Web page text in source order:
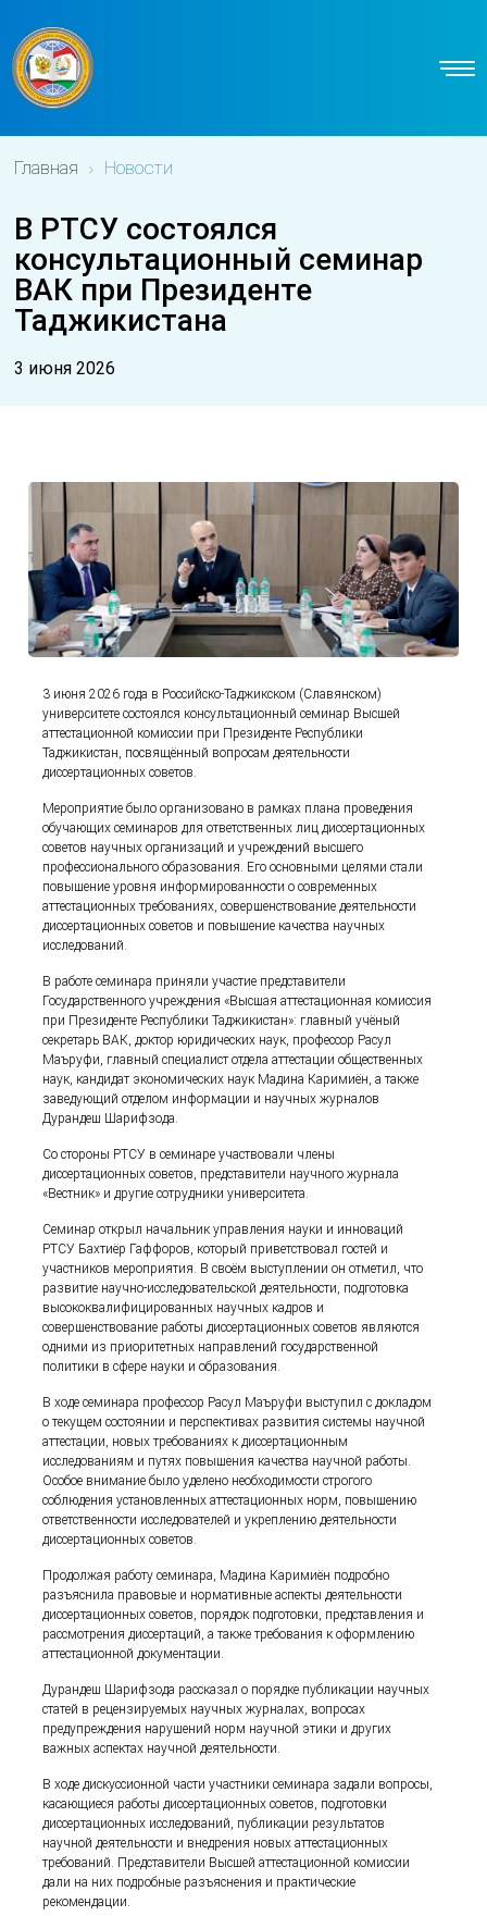
Главная Новости
В РТСУ состоялся
консультационный семинар
ВАК при Президенте
Таджикистана
3 июня 2026
3 июня 2026 года в Российско-Таджикском (Славянском)
университете состоялся консультационный семинар Высшей
аттестационной комиссии при Президенте Республики
Таджикистан, посвящённый вопросам деятельности
диссертационных советов.
Мероприятие было организовано в рамках плана проведения
обучающих семинаров для ответственных лиц диссертационных
советов научных организаций и учреждений высшего
профессионального образования. Его основными целями стали
повышение уровня информированности о современных
аттестационных требованиях, совершенствование деятельности
диссертационных советов и повышение качества научных
исследований.
В работе семинара приняли участие представители
Государственного учреждения «Высшая аттестационная комиссия
при Президенте Республики Таджикистан»: главный учёный
секретарь ВАК, доктор юридических наук, профессор Расул
Маъруфи, главный специалист отдела аттестации общественных
наук, кандидат экономических наук Мадина Каримиён, а также
заведующий отделом информации и научных журналов
Дурандеш Шарифзода.
Со стороны РТСУ в семинаре участвовали члены
диссертационных советов, представители научного журнала
«Вестник» и другие сотрудники университета.
Семинар открыл начальник управления науки и инноваций
РТСУ Бахтиёр Гаффоров, который приветствовал гостей и
участников мероприятия. В своём выступлении он отметил, что
развитие научно-исследовательской деятельности, подготовка
высококвалифицированных научных кадров и
совершенствование работы диссертационных советов являются
одними из приоритетных направлений государственной
политики в сфере науки и образования.
В ходе семинара профессор Расул Маъруфи выступил с докладом
о текущем состоянии и перспективах развития системы научной
аттестации, новых требованиях к диссертационным
исследованиям и путях повышения качества научной работы.
Особое внимание было уделено необходимости строгого
соблюдения установленных аттестационных норм, повышению
ответственности исследователей и укреплению деятельности
диссертационных советов.
Продолжая работу семинара, Мадина Каримиён подробно
разъяснила правовые и нормативные аспекты деятельности
диссертационных советов, порядок подготовки, представления и
рассмотрения диссертаций, а также требования к оформлению
аттестационной документации.
Дурандеш Шарифзода рассказал о порядке публикации научных
статей в рецензируемых научных журналах, вопросах
предупреждения нарушений норм научной этики и других
важных аспектах научной деятельности.
В ходе дискуссионной части участники семинара задали вопросы,
касающиеся работы диссертационных советов, подготовки
диссертационных исследований, публикации результатов
научной деятельности и внедрения новых аттестационных
требований. Представители Высшей аттестационной комиссии
дали на них подробные разъяснения и практические
рекомендации.